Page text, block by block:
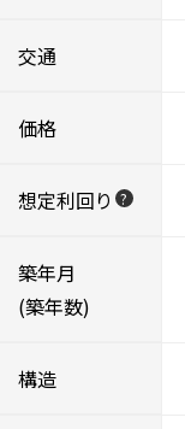
交通
価格
想定利回り ?
築年月
(築年数)
構造